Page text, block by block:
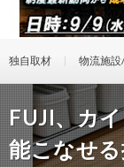
独自取材 物流施
FUJI、カ
能こなせ